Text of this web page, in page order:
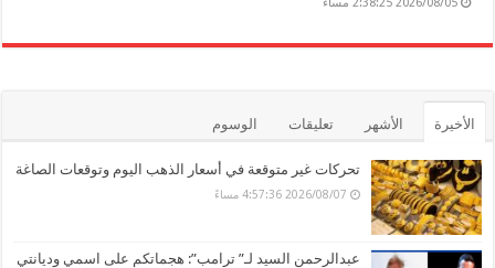
الأخيرة الأشهر تعليقات الوسوم
تحركات غير متوقعة في أسعار الذهب اليوم وتوقعات الصاغة
2026/08/07 4:57:36 مساءً
عبدالرحمن السيد لـ” ترامب”: هجماتكم على اسمي وديانتي